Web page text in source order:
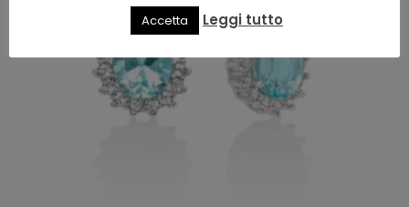
Accetta Leggi tutto